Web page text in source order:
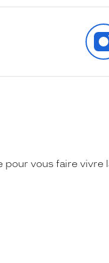
vous faire vivre